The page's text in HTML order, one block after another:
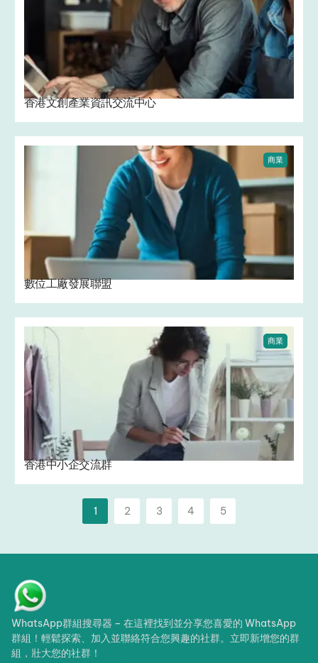
香港文創產業資訊交流中心
商業
數位工廠發展聯盟
商業
香港中小企交流群
1 2 3 4 5
WhatsApp群組搜尋器 – 在這裡找到並分享您喜愛的 WhatsApp
群組！輕鬆探索、加入並聯絡符合您興趣的社群。立即新增您的群
組，壯大您的社群！